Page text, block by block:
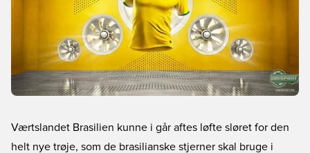
Værtslandet Brasilien kunne i går aftes løfte sløret for den
helt nye trøje, som de brasilianske stjerner skal bruge i